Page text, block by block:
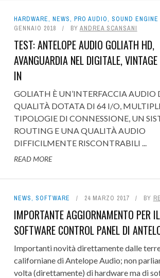
HARDWARE, NEWS, PRO AUDIO, SOUND ENGINE
GENNAIO 2018
BY ANDREA SCANSANI
TEST: ANTELOPE AUDIO GOLIATH HD,
AVANGUARDIA NEL DIGITALE,
IN
GOLIATH È UN’INTERFACCIA AUDIO
QUALITÀ DOTATA DI 64 I/O,
TIPOLOGIE DI CONNESSIONE, UN
ROUTING E UNA QUALITÀ AUDIO
DIFFICILMENTE RISCONTRABILI ...
READ MORE
NEWS, SOFTWARE 24 MARZO 2017 BY
IMPORTANTE AGGIORNAMENTO PER IL
SOFTWARE CONTROL PANEL DI
Importanti novità direttamente dalle
californiane di Antelope Audio; non
volta (direttamente) di hardware ma di